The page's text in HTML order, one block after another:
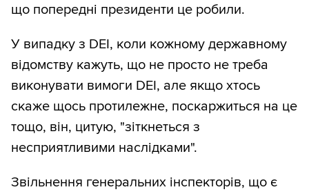
що попередні президенти це робили.
У випадку з DEI, коли кожному державному
відомству кажуть, що не просто не треба
виконувати вимоги DEI, але якщо хтось
скаже щось протилежне, поскаржиться на це
тощо, він, цитую, "зіткнеться з
несприятливими наслідками".
Звільнення генеральних інспекторів, що є